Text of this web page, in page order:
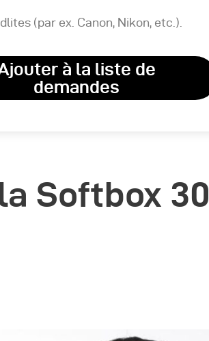
(par ex. Canon, Nikon, etc.).
à la liste de
demandes
Softbox 30